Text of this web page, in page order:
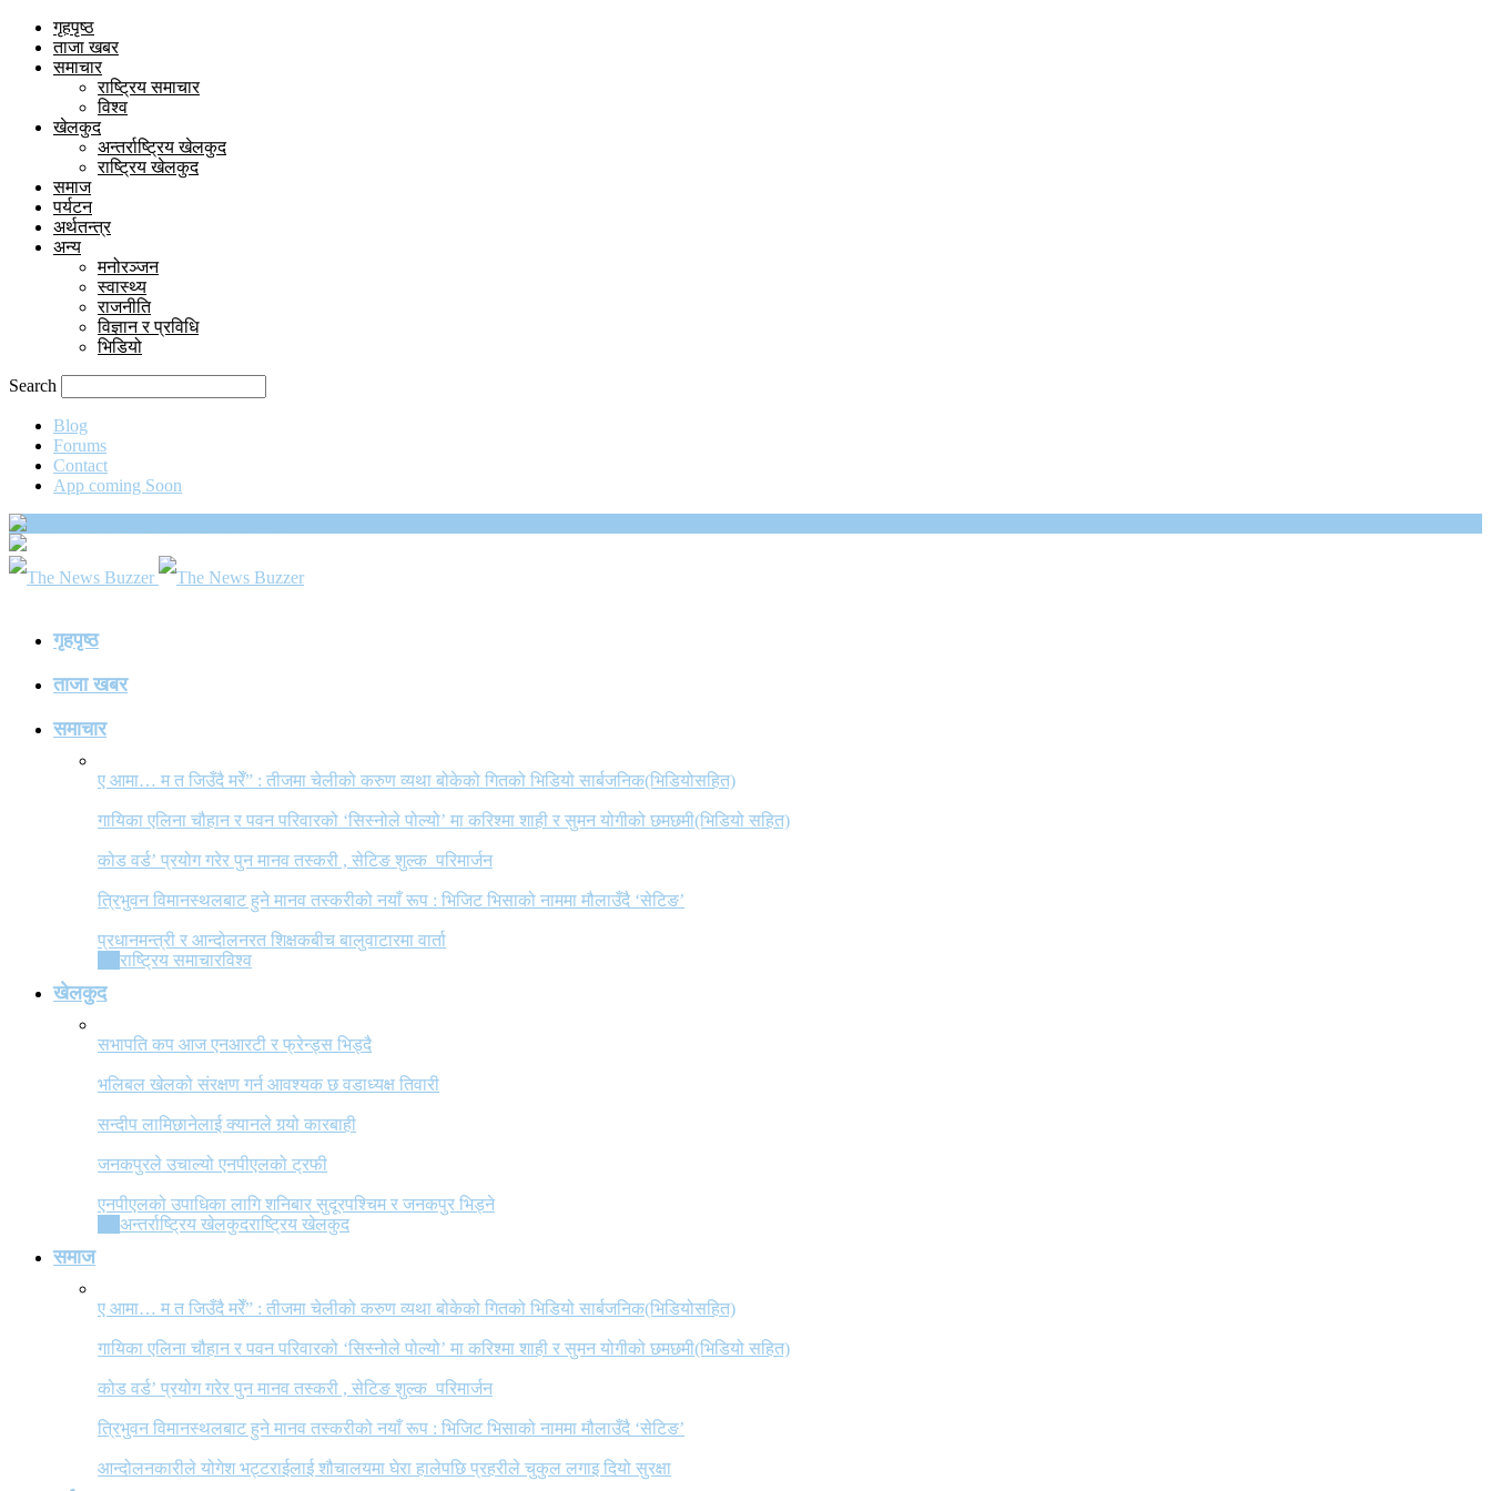
गृहपृष्ठ
ताजा खबर
समाचार
राष्ट्रिय समाचार
विश्व
खेलकुद
अन्तर्राष्ट्रिय खेलकुद
राष्ट्रिय खेलकुद
समाज
पर्यटन
अर्थतन्त्र
अन्य
मनोरञ्जन
स्वास्थ्य
राजनीति
विज्ञान र प्रविधि
भिडियो
Search
Blog
Forums
Contact
App coming Soon
गृहपृष्ठ
ताजा खबर
समाचार
ए आमा… म त जिउँदै मरेँ” : तीजमा चेलीको करुण व्यथा बोकेको गितको भिडियो सार्बजनिक(भिडियोसहित)
गायिका एलिना चौहान र पवन परिवारको ‘सिस्नोले पोल्यो’ मा करिश्मा शाही र सुमन योगीको छमछमी(भिडियो सहित)
कोड वर्ड’ प्रयोग गरेर पुन मानव तस्करी , सेटिङ शुल्क परिमार्जन
त्रिभुवन विमानस्थलबाट हुने मानव तस्करीको नयाँ रूप : भिजिट भिसाको नाममा मौलाउँदै ‘सेटिङ’
प्रधानमन्त्री र आन्दोलनरत शिक्षकबीच बालुवाटारमा वार्ता
राष्ट्रिय समाचारविश्व
खेलकुद
सभापति कप आज एनआरटी र फ्रेन्ड्स भिड्दै
भलिबल खेलको संरक्षण गर्न आवश्यक छ वडाध्यक्ष तिवारी
सन्दीप लामिछानेलाई क्यानले गर्‍यो कारबाही
जनकपुरले उचाल्यो एनपीएलको ट्रफी
एनपीएलको उपाधिका लागि शनिबार सुदूरपश्चिम र जनकपुर भिड्ने
अन्तर्राष्ट्रिय खेलकुदराष्ट्रिय खेलकुद
समाज
ए आमा… म त जिउँदै मरेँ” : तीजमा चेलीको करुण व्यथा बोकेको गितको भिडियो सार्बजनिक(भिडियोसहित)
गायिका एलिना चौहान र पवन परिवारको ‘सिस्नोले पोल्यो’ मा करिश्मा शाही र सुमन योगीको छमछमी(भिडियो सहित)
कोड वर्ड’ प्रयोग गरेर पुन मानव तस्करी , सेटिङ शुल्क परिमार्जन
त्रिभुवन विमानस्थलबाट हुने मानव तस्करीको नयाँ रूप : भिजिट भिसाको नाममा मौलाउँदै ‘सेटिङ’
आन्दोलनकारीले योगेश भट्टराईलाई शौचालयमा घेरा हालेपछि प्रहरीले चुकुल लगाइ दियो सुरक्षा